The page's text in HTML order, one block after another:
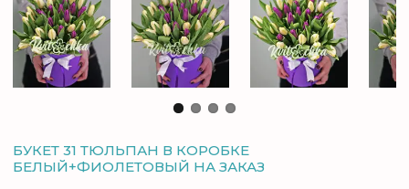
БУКЕТ 31 ТЮЛЬПАН В КОРОБКЕ
БЕЛЫЙ+ФИОЛЕТОВЫЙ НА ЗАКАЗ